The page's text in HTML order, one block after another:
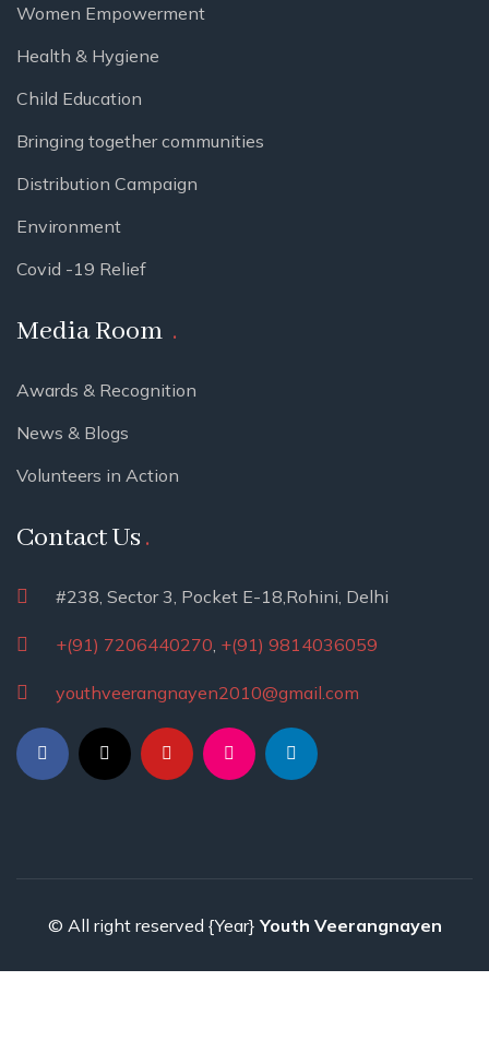
Women Empowerment
Health & Hygiene
Child Education
Bringing together communities
Distribution Campaign
Environment
Covid -19 Relief
Media Room
Awards & Recognition
News & Blogs
Volunteers in Action
Contact Us
#238, Sector 3, Pocket E-18,Rohini, Delhi
+(91) 7206440270 +(91) 9814036059
youthveerangnayen2010@gmail.com
© All right reserved {Year} Youth Veerangnayen